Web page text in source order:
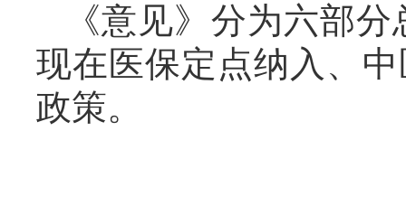
《意见》分为六部
现在医保定点纳入、
政策。